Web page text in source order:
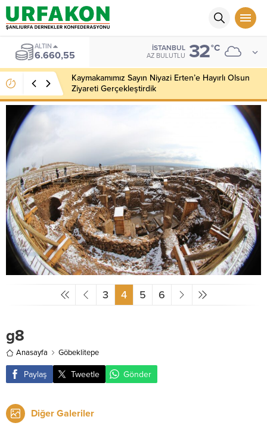
ALTIN
6.660,55
İSTANBUL
AZ BULUTLU 32°C
Kaymakamımız Sayın Niyazi Erten’e Hayırlı Olsun
Ziyareti Gerçekleştirdik
3 4 5 6
g8
Anasayfa Göbeklitepe
Paylaş Tweetle Gönder
Diğer Galeriler